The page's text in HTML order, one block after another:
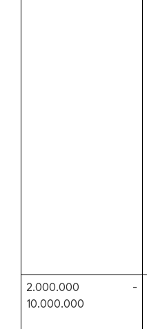
2.000.000 -
10.000.000